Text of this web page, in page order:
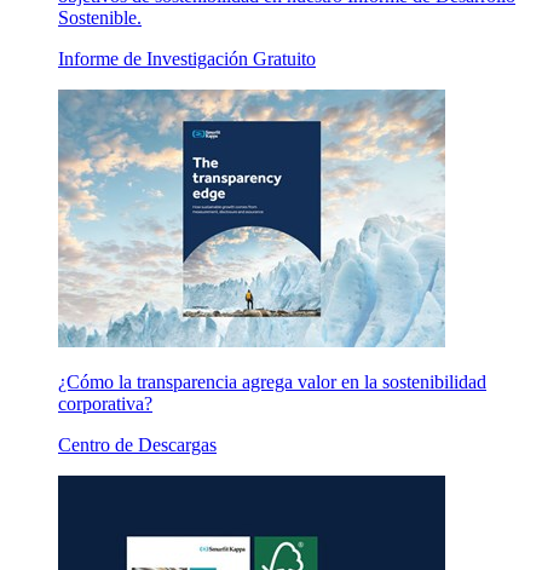
Sostenible.
Informe de Investigación Gratuito
¿Cómo la transparencia agrega valor en la sostenibilidad
corporativa?
Centro de Descargas